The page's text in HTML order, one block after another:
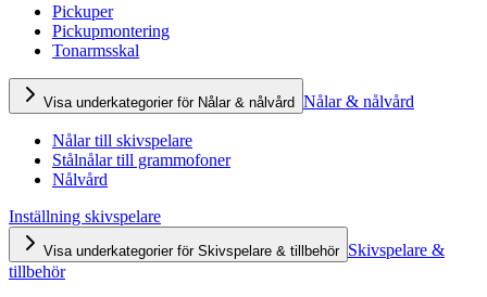
Pickuper
Pickupmontering
Tonarmsskal
Visa underkategorier för Nålar & nålvård Nålar & nålvård
Nålar till skivspelare
Stålnålar till grammofoner
Nålvård
Inställning skivspelare
Visa underkategorier för Skivspelare & tillbehör Skivspelare &
tillbehör